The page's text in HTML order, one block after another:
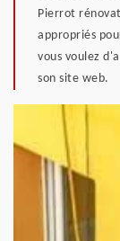
Pierrot
appropriés
vous voulez
son site web.